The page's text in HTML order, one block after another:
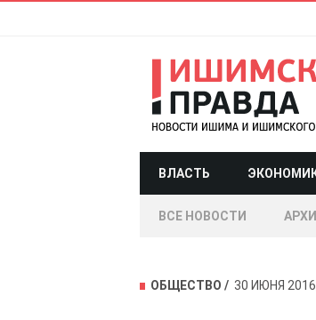
ВЛАСТЬ
ВСЕ НОВОСТИ
ОБЩЕСТВО 30 ИЮНЯ